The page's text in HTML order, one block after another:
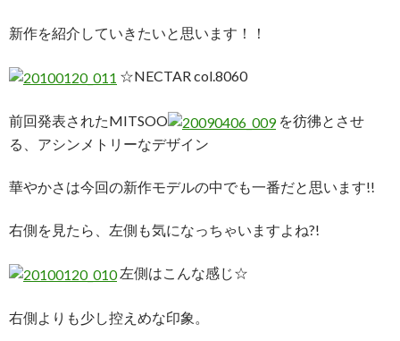
新作を紹介していきたいと思います！！
☆NECTAR col.8060
前回発表されたMITSOO
を彷彿とさせ
る、アシンメトリーなデザイン
華やかさは今回の新作モデルの中でも一番だと思います!!
右側を見たら、左側も気になっちゃいますよね?!
左側はこんな感じ☆
右側よりも少し控えめな印象。